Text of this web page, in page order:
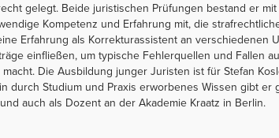
gelegt. Beide juristischen Prüfungen bestand er mit
Kompetenz und Erfahrung mit, die
Erfahrung als Korrekturassistent an verschiedenen
einfließen, um typische Fehlerquellen und Fallen
Die Ausbildung junger Juristen ist für Stefan
durch Studium und Praxis erworbenes Wissen gibt er
auch als Dozent an der Akademie Kraatz in Berlin.